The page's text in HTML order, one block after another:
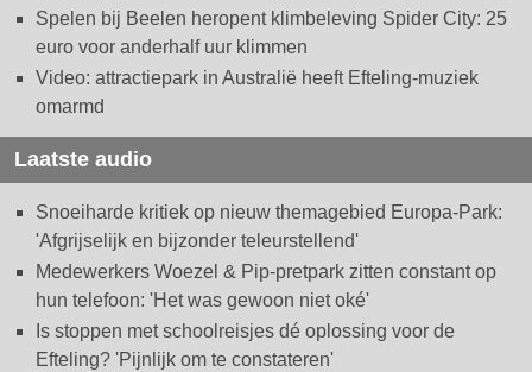
Spelen bij Beelen heropent klimbeleving Spider City: 25
euro voor anderhalf uur klimmen
Video: attractiepark in Australië heeft Efteling-muziek
omarmd
Laatste audio
Snoeiharde kritiek op nieuw themagebied Europa-Park:
'Afgrijselijk en bijzonder teleurstellend'
Medewerkers Woezel & Pip-pretpark zitten constant op
hun telefoon: 'Het was gewoon niet oké'
Is stoppen met schoolreisjes dé oplossing voor de
Efteling? 'Pijnlijk om te constateren'